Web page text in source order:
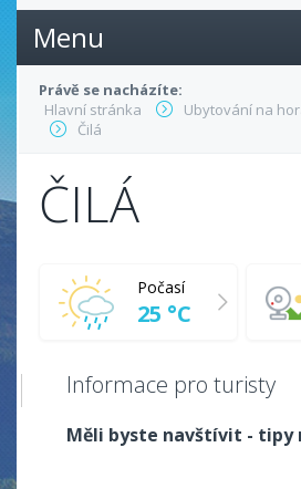
Menu
Právě se nacházíte:
Hlavní stránka
Ubytování na
Čilá
ČILÁ
Počasí
25 °C
Informace pro turisty
Měli byste navštívit - tipy